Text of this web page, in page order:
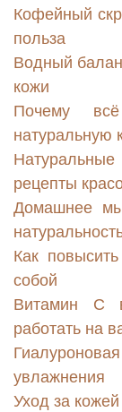
Кофейный
польза
Водный
кожи
Почему
натуральную
Натуральные
рецепты
Домашнее
Как
собой
Витамин С
работать на
увлажнения
Уход за